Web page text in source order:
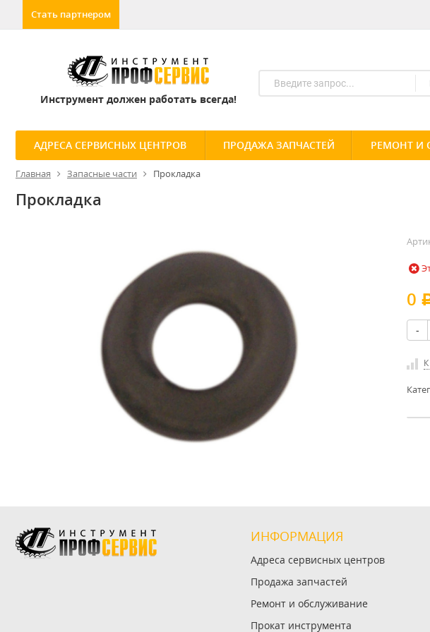
Стать партнером
Инструмент должен работать всегда!
АДРЕСА СЕРВИСНЫХ ЦЕНТРОВ ПРОДАЖА ЗАПЧАСТЕЙ РЕМОНТ И
Главная Запасные части Прокладка
Прокладка
0
-
ИНФОРМАЦИЯ
Адреса сервисных центров
Продажа запчастей
Ремонт и обслуживание
Прокат инструмента